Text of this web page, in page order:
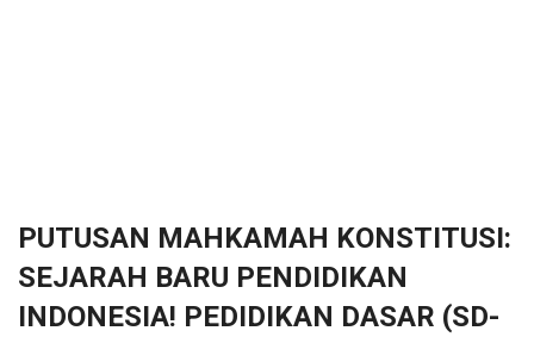
PUTUSAN MAHKAMAH KONSTITUSI:
SEJARAH BARU PENDIDIKAN
INDONESIA! PEDIDIKAN DASAR (SD-